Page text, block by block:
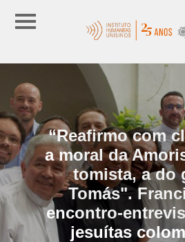
“Reafirmo com
a moral da
tomista, a do
Tomás".
encontro-
jesuítas